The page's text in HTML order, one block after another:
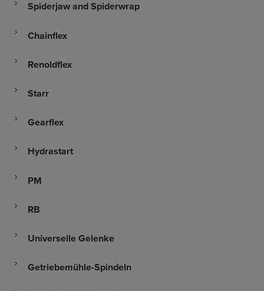
Spiderjaw and Spiderwrap
Chainflex
Renoldflex
Starr
Gearflex
Hydrastart
PM
RB
Universelle Gelenke
Getriebemühle-Spindeln